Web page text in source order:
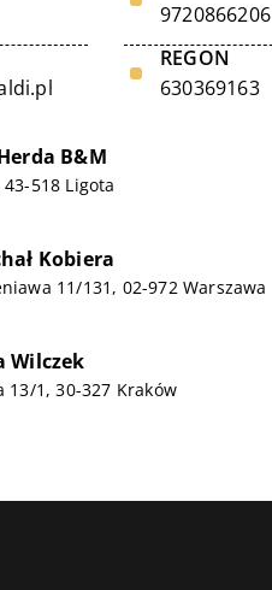
9720866206
REGON
630369163
B&M
518 Ligota
Kobiera
11/131, 02-972 Warszawa
Wilczek
13/1, 30-327 Kraków